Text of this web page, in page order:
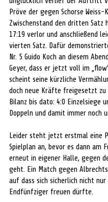
Pröve der gegen Schorse Weiss-
Zwischenstand den dritten Satz
17:19 verlor und anschließend
vierten Satz. Dafür
Nr. 5 Guido Koch an diesem
Geyer, dass er jetzt voll im
scheint seine kürzliche
doch neue Kräfte freigesetzt zu
Bilanz bis dato: 4:0 Einzelsiege
Doppeln und damit immer noch
Leider steht jetzt erstmal eine
Spielplan an, bevor es dann am
erneut in eigener Halle, gegen
geht. Ein Match gegen
auf dass sich sicherlich nicht nur
Endfünfziger freuen dürfte.